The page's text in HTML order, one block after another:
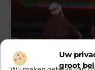
Uw
groot